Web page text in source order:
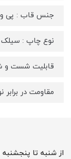
جنس قاب : پی
نوع چاپ : سیلک
قابلیت شست و
مقاومت در برابر